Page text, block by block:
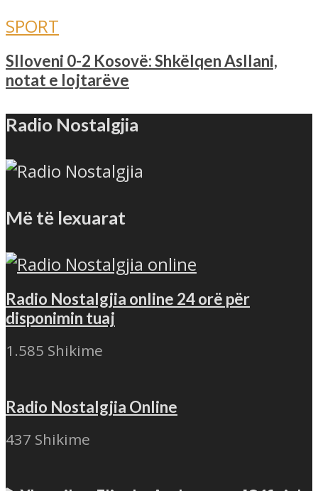
SPORT
Slloveni 0-2 Kosovë: Shkëlqen Asllani,
notat e lojtarëve
Radio Nostalgjia
Më të lexuarat
Radio Nostalgjia online 24 orë për
disponimin tuaj
1.585 Shikime
Radio Nostalgjia Online
437 Shikime